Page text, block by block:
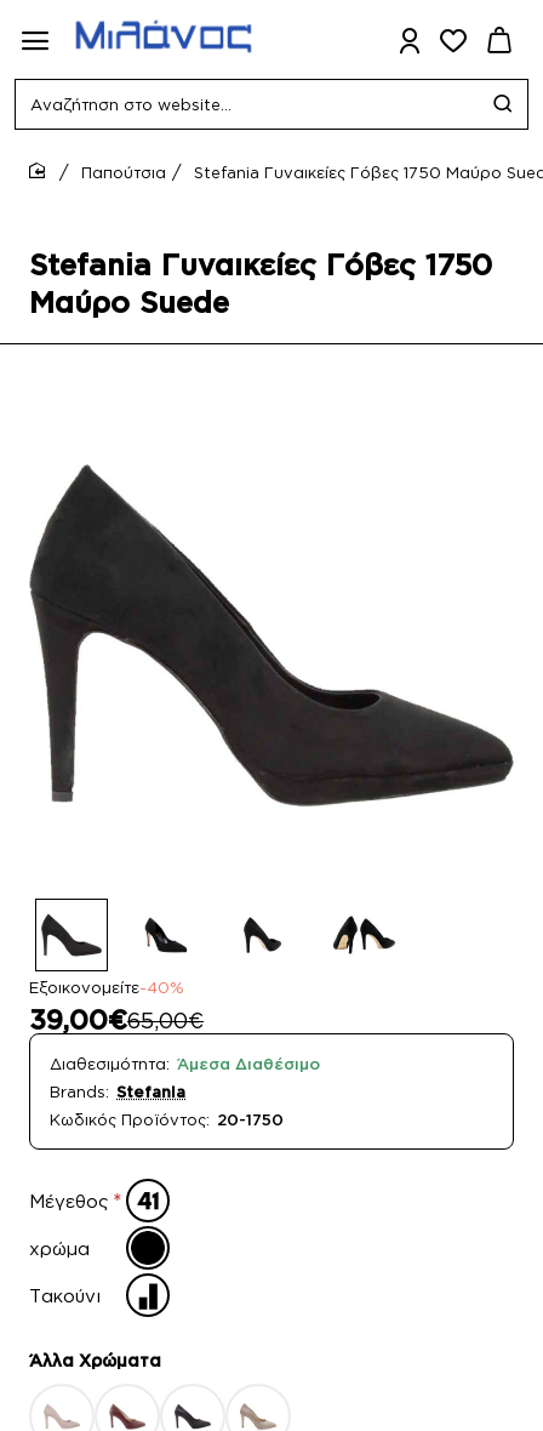
Αναζήτηση
website...
Stefania Γυναικείες Γόβες 1750
Μαύρο Suede
Παπούτσια Stefania Γυναικείες Γόβες 1750 Μαύρο
Εξοικονομείτε-40%
39,00€65,00€
Διαθεσιμότητα: Άμεσα Διαθέσιμο
Brands: Stefania
Κωδικός Προϊόντος: 20-1750
Μέγεθος
χρώμα
Τακούνι
Άλλα Xρώματα